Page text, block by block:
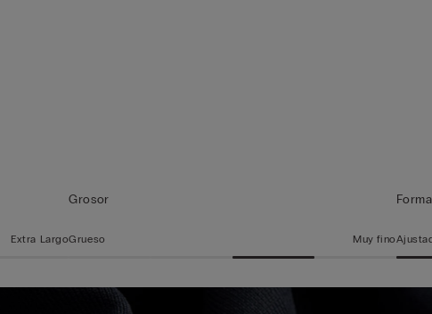
Extra Largo
Grosor
Grueso Muy fino
Forma